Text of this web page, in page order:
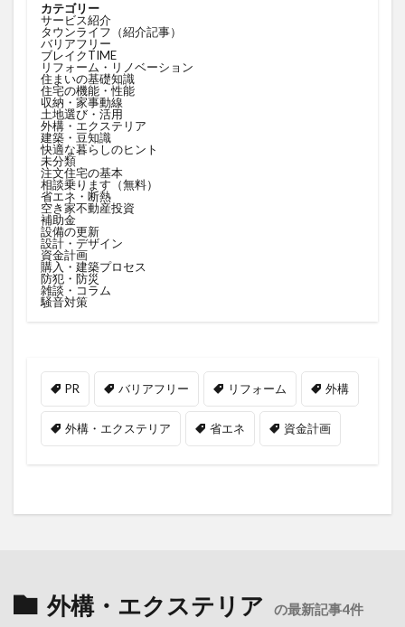
カテゴリー
サービス紹介
タウンライフ（紹介記事）
バリアフリー
ブレイクTIME
リフォーム・リノベーション
住まいの基礎知識
住宅の機能・性能
収納・家事動線
土地選び・活用
外構・エクステリア
建築・豆知識
快適な暮らしのヒント
未分類
注文住宅の基本
相談乗ります（無料）
省エネ・断熱
空き家不動産投資
補助金
設備の更新
設計・デザイン
資金計画
購入・建築プロセス
防犯・防災
雑談・コラム
騒音対策
PR バリアフリー リフォーム 外構
外構・エクステリア 省エネ 資金計画
外構・エクステリア の最新記事4件